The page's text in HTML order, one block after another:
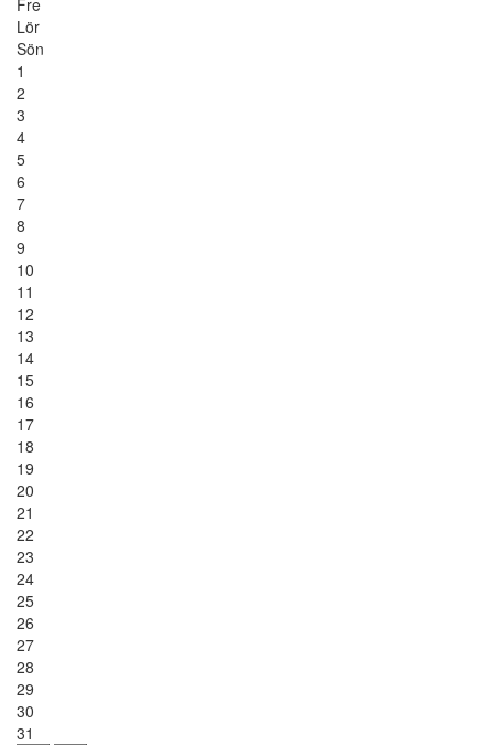
Fre
Lör
Sön
1
2
3
4
5
6
7
8
9
10
11
12
13
14
15
16
17
18
19
20
21
22
23
24
25
26
27
28
29
30
31